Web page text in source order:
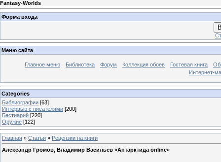
Fantasy-Worlds
Форма входа
Меню сайта
Главное меню Библиотека Форум Коллекция обоев Гостевая книга
Интернет-
Categories
Библиографии [63]
Интервью с писателями [200]
Бестиарий [220]
Оружие [122]
Главная » Статьи » Рецензии на книги
Александр Громов, Владимир Васильев «Антарктида online»